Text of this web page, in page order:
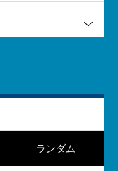
ランダム